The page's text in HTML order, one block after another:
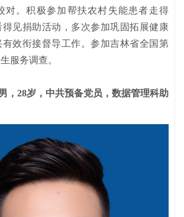
对。积极参加帮扶农村失能患者走得
见捐助活动，多次参加巩固拓展健康
效衔接督导工作。参加吉林省全国第
服务调查。
，28岁，中共预备党员，数据管理科助